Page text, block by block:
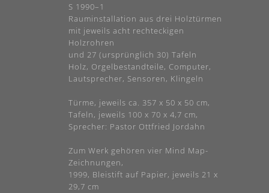
S 1990–1
Rauminstallation aus drei Holztürmen
mit jeweils acht rechteckigen
Holzrohren
und 27 (ursprünglich 30) Tafeln
Holz, Orgelbestandteile, Computer,
Lautsprecher, Sensoren, Klingeln
Türme, jeweils ca. 357 x 50 x 50 cm,
Tafeln, jeweils 100 x 70 x 4,7 cm,
Sprecher: Pastor Ottfried Jordahn
Zum Werk gehören vier Mind Map-
Zeichnungen,
1999, Bleistift auf Papier, jeweils 21 x
29,7 cm